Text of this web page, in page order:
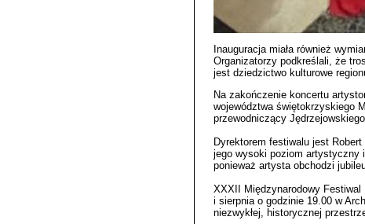
Inauguracja miała również
Organizatorzy podkreślali, że
jest dziedzictwo kulturowe
Na zakończenie koncertu
województwa świętokrzyskiego
przewodniczący
Dyrektorem festiwalu jest
jego wysoki poziom artystyczny
ponieważ artysta obchodzi
XXXII Międzynarodowy
i sierpnia o godzinie 19.00 w
niezwykłej, historycznej